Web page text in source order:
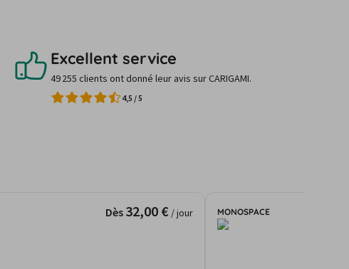
Excellent service
49 255 clients ont donné leur avis sur CARIGAMI.
4,5 /5
Dès 32,00 € / jour MONOSPACE